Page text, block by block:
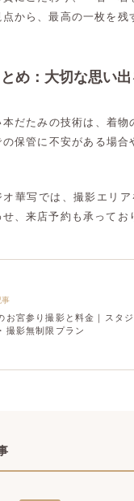
点から、最高の一枚を残
とめ：大切な思い
本だたみの技術は、着
の保管に不安がある場
オ華写では、撮影エリ
せ、来店予約も承ってお
事
お宮参り撮影と料金｜スタ
撮影無制限プラン